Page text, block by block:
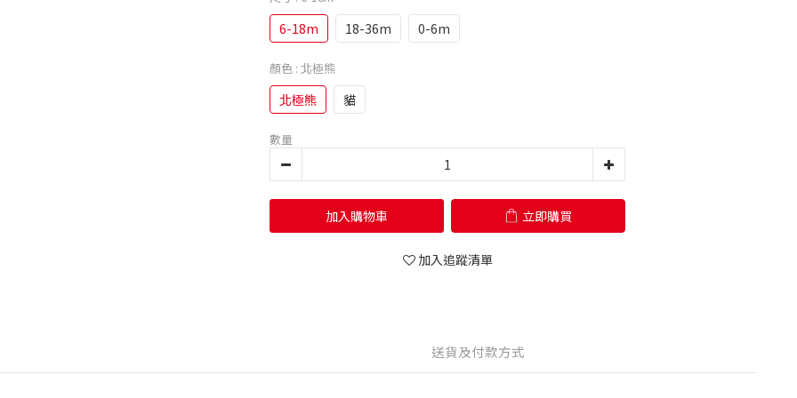
6-18m 18-36m 0-6m
顏色 : 北極熊
北極熊 貓
數量
加入購物車 立即購買
加入追蹤清單
送貨及付款方式